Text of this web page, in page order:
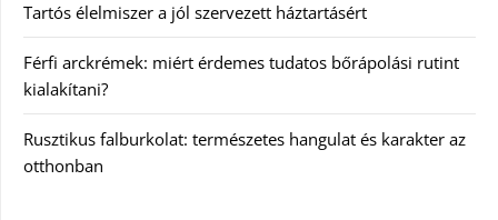
Tartós élelmiszer a jól szervezett háztartásért
Férfi arckrémek: miért érdemes tudatos bőrápolási rutint
kialakítani?
Rusztikus falburkolat: természetes hangulat és karakter az
otthonban